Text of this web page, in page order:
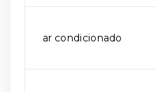
ar condicionado